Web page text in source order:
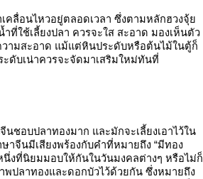
คลื่อนไหวอยู่ตลอดเวลา ซึ่งตามหลักฮวงจุ้ย
ที่ใช้เลี้ยงปลา ควรจะใส สะอาด มองเห็นตัว
ามสะอาด แม้แต่หินประดับหรือต้นไม้ในตู้ก็
ดับเน่าควรจะจัดมาเสริมใหม่ทันที่
นชอบปลาทองมาก และมักจะเลี้ยงเอาไว้ใน
าจีนมีเสียงพร้องกับคำที่หมายถึง “มีทอง
งที่นิยมมอบให้กันในวันมงคลต่างๆ หรือไม่ก็
ปลาทองและดอกบัวไว้ด้วยกัน ซึ่งหมายถึง